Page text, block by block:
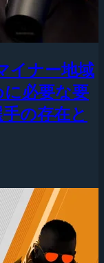
イナー地域
必要な要
の存在と